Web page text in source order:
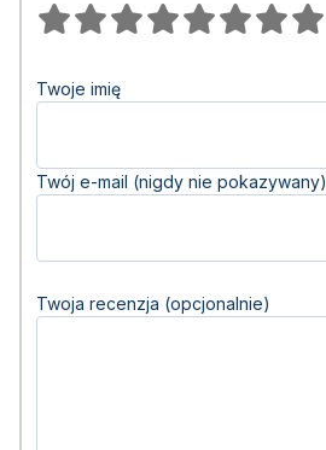
Twoje imię
Twój e-mail (nigdy nie pokazywany)
Twoja recenzja (opcjonalnie)